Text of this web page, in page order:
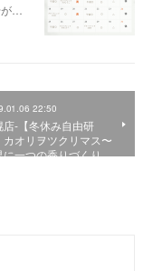
…
22:50
店-【冬休み自由研
カオリヲツクリマス〜
に一つの香りづくり…